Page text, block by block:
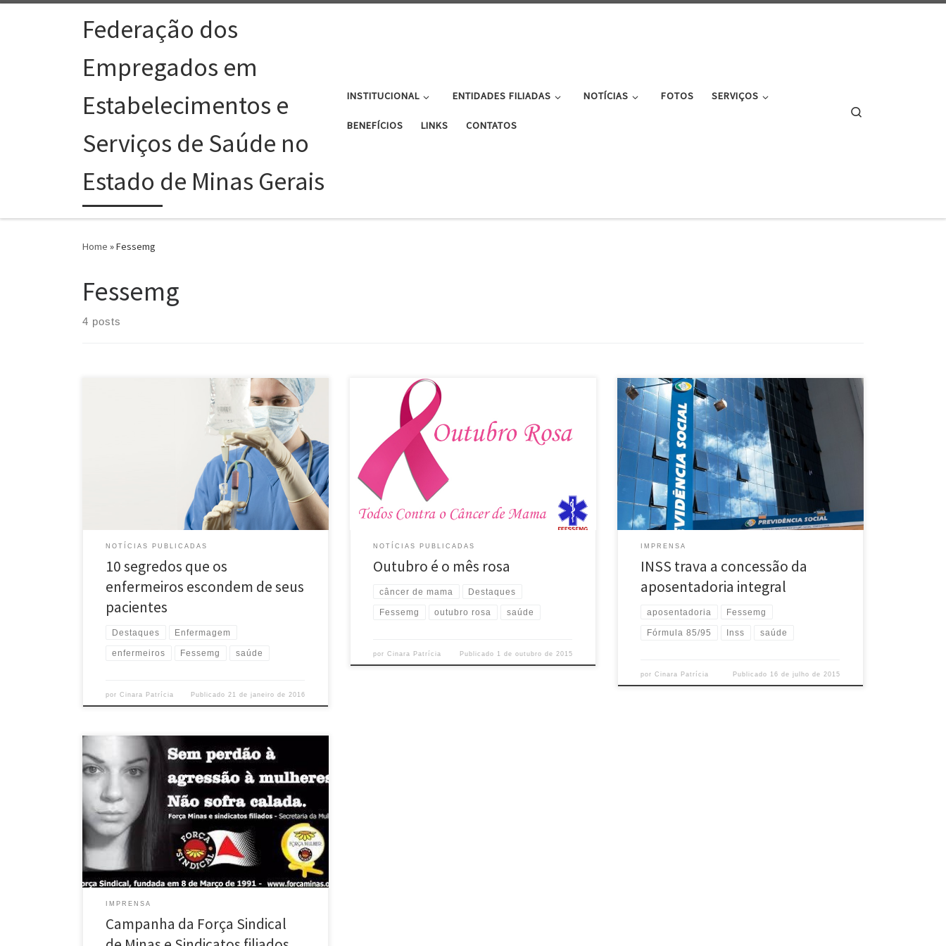
Skip to contentFederação dos
Empregados em
Estabelecimentos e
Serviços de Saúde no
Estado de Minas Gerais
INSTITUCIONAL ENTIDADES FILIADAS NOTÍCIAS FOTOS SERVIÇOS
BENEFÍCIOS LINKS CONTATOS
Home »Fessemg
Fessemg
4 posts
Ouvi falar que os enfermeiros são um poço de
segredos, que escondem algumas coisas dos
pacientes e de suas famílias. Minha primeira conclusão
foi que a ideia de um enfermeiro ou enfermeira não
revelar informações para os que estão sob seus
cuidados parecia ridícula. Mas, então, pensei… Bem,
NOTÍCIAS PUBLICADAS
10 segredos que os
enfermeiros escondem de seus
pacientes
Destaques Enfermagem
enfermeiros Fessemg saúde
porCinara Patrícia Publicado 21 de janeiro de 2016
Outubro é o mês rosa, em que é feita uma maior
conscientização da prevenção do Câncer de Mama.
Esse é o tipo de câncer mais comum entre as
mulheres, e é o segundo tipo que mais apresenta
novos casos (25%), segundo dados do Instituto
Nacional do Câncer (INCA). Para ajudar […]
NOTÍCIAS PUBLICADAS
Outubro é o mês rosa
câncer de mama Destaques
Fessemg outubro rosa saúde
porCinara Patrícia Publicado 1 de outubro de 2015
O segurado que completou o 85/95 na soma da idade
com o tempo de contribuição ainda não sairá da APS
(Agência da Previdência Social) com a aposentadoria
integral. O INSS (Instituto Nacional do Seguro Social)
não está concedendo os benefícios com a nova regra.
Quando vão ao posto no dia agendado […]
IMPRENSA
INSS trava a concessão da
aposentadoria integral
aposentadoria Fessemg
Fórmula 85/95 Inss saúde
porCinara Patrícia Publicado 16 de julho de 2015
As frases “Sem perdão à agressão à mulheres. Não
sofra calada” resumem a campanha da Força Minas e
sindicatos filiados contra a violência contra a
mulheres. A iniciativa foi apresentada por Maria Nelcy
R. O. da Costa, Secretaria da Mulher da Força Minas,
que sugeriu ao presidente Vandeir Messias a
confecção […]
IMPRENSA
Campanha da Força Sindical